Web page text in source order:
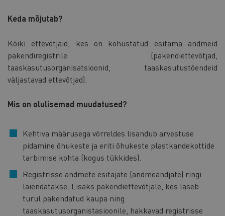
Keda mõjutab?
Kõiki ettevõtjaid, kes on kohustatud esitama andmeid
pakendiregistrile (pakendiettevõtjad,
taaskasutusorganisatsioonid, taaskasutustõendeid
väljastavad ettevõtjad).
Mis on olulisemad muudatused?
Kehtiva määrusega võrreldes lisandub arvestuse
pidamine õhukeste ja eriti õhukeste plastkandekottide
tarbimise kohta (kogus tükkides).
Registrisse andmete esitajate (andmeandjate) ringi
laiendatakse. Lisaks pakendiettevõtjale, kes laseb
turul pakendatud kaupa ning
taaskasutusorganistasioonile, hakkavad registrisse